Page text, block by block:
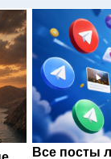
Все посты